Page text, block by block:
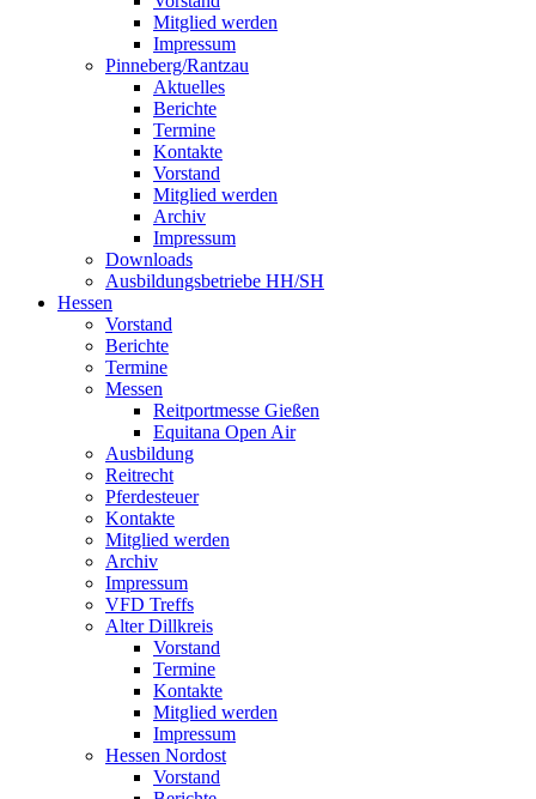
Mitglied werden
Impressum
Pinneberg/Rantzau
Aktuelles
Berichte
Termine
Kontakte
Vorstand
Mitglied werden
Archiv
Impressum
Downloads
Ausbildungsbetriebe HH/SH
Hessen
Vorstand
Berichte
Termine
Messen
Reitportmesse Gießen
Equitana Open Air
Ausbildung
Reitrecht
Pferdesteuer
Kontakte
Mitglied werden
Archiv
Impressum
VFD Treffs
Alter Dillkreis
Vorstand
Termine
Kontakte
Mitglied werden
Impressum
Hessen Nordost
Vorstand